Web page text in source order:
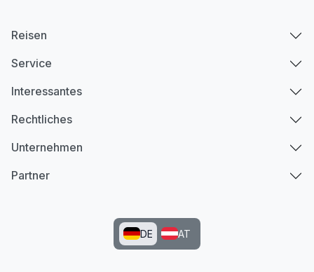
Reisen
Service
Interessantes
Rechtliches
Unternehmen
Partner
DE AT